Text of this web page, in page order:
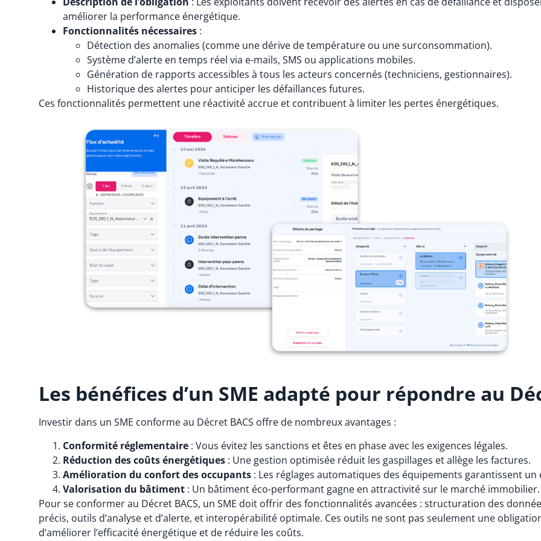
améliorer la performance énergétique.
Fonctionnalités nécessaires:
Détection des anomalies (comme une dérive de température ou une surconsommation).
Système d’alerte en temps réel via e-mails, SMS ou applications mobiles.
Génération de rapports accessibles à tous les acteurs concernés (techniciens, gestionnaires).
Historique des alertes pour anticiper les défaillances futures.
Ces fonctionnalités permettent une réactivité accrue et contribuent à limiter les pertes énergétiques.
Les bénéfices d’un SME adapté pour répondre au
Investir dans un SME conforme au Décret BACS offre de nombreux avantages :
Conformité réglementaire: Vous évitez les sanctions et êtes en phase avec les exigences légales.
Réduction des coûts énergétiques: Une gestion optimisée réduit les gaspillages et allège les factures.
Amélioration du confort des occupants: Les réglages automatiques des équipements garantissent
Valorisation du bâtiment: Un bâtiment éco-performant gagne en attractivité sur le marché immobilier.
Pour se conformer au Décret BACS, un SME doit offrir des fonctionnalités avancées : structuration des
précis, outils d’analyse et d’alerte, et interopérabilité optimale. Ces outils ne sont pas seulement une
d’améliorer l’efficacité énergétique et de réduire les coûts.